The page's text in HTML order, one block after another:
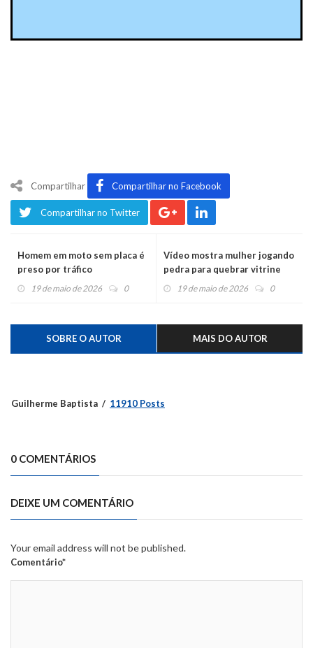
Compartilhar Compartilhar no Facebook
Compartilhar no Twitter
Homem em moto sem placa é
preso por tráfico
19 de maio de 2026 0
Vídeo mostra mulher jogando
pedra para quebrar vitrine
19 de maio de 2026 0
SOBRE O AUTOR MAIS DO AUTOR
Guilherme Baptista 11910 Posts
0 COMENTÁRIOS
DEIXE UM COMENTÁRIO
Your email address will not be published.
Comentário*